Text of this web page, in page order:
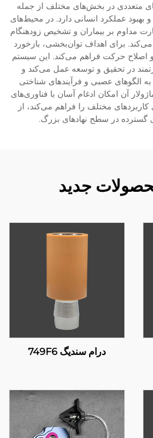
متعددی در بخش‌های مختلف از جمله
عملکرد انسانی دارد. در محیط‌های
مداوم بر بیماران و تشخیص زودهنگام
برای اهداف توان‌بخشی، بازخورد
و اصلاح حرکت فراهم می‌کند. این سیستم
در تحقیق و توسعه عمل می‌کند و
الگوهای عصبی و فرآیندهای شناختی
آن امکان ادغام آسان با فناوری‌های
مختلف را فراهم می‌کند، از
گسترده در سطح نهادهای بزرگ.
جدید
درام سندیگ 749F6